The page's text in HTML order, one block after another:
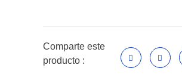
Comparte este
producto :